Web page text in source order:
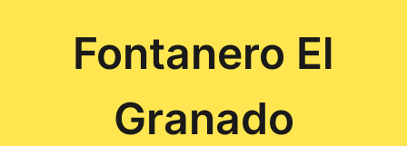
Fontanero El
Granado